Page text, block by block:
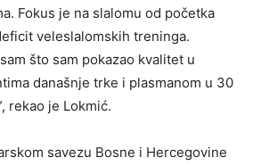
Fokus je na slalomu od početka
veleslalomskih treninga.
što sam pokazao kvalitet u
današnje trke i plasmanom u 30
rekao je Lokmić.
savezu Bosne i Hercegovine